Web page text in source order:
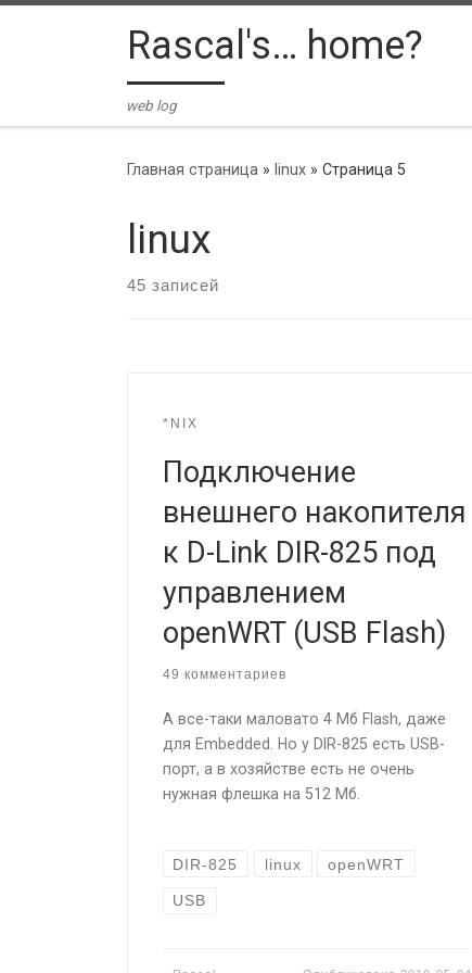
Skip to contentRascal's… home?
web log
Главная страница » linux » Страница 5
linux
45 записей
*NIX
Подключение
внешнего накопителя
к D-Link DIR-825 под
управлением
openWRT (USB Flash)
49 комментариев
А все-таки маловато 4 Мб Flash, даже
для Embedded. Но у DIR-825 есть USB-
порт, а в хозяйстве есть не очень
нужная флешка на 512 Мб.
DIR-825 linux openWRT
USB